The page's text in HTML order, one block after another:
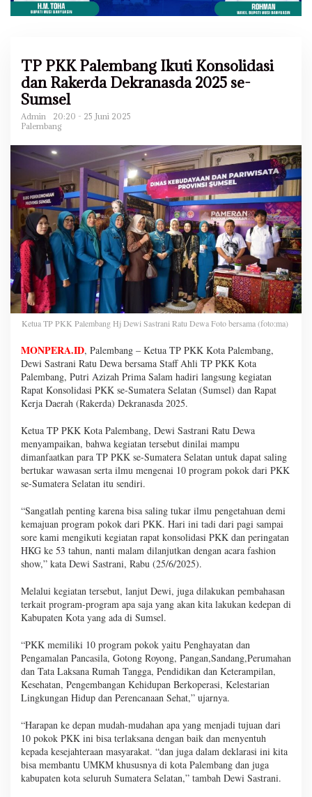
TP PKK Palembang Ikuti Konsolidasi
dan Rakerda Dekranasda 2025 se-
Sumsel
Admin
20:20 - 25 Juni 2025
Palembang
Ketua TP PKK Palembang Hj Dewi Sastrani Ratu Dewa Foto bersama (foto:ma)
MONPERA.ID, Palembang – Ketua TP PKK Kota Palembang,
Dewi Sastrani Ratu Dewa bersama Staff Ahli TP PKK Kota
Palembang, Putri Azizah Prima Salam hadiri langsung kegiatan
Rapat Konsolidasi PKK se-Sumatera Selatan (Sumsel) dan Rapat
Kerja Daerah (Rakerda) Dekranasda 2025.
Ketua TP PKK Kota Palembang, Dewi Sastrani Ratu Dewa
menyampaikan, bahwa kegiatan tersebut dinilai mampu
dimanfaatkan para TP PKK se-Sumatera Selatan untuk dapat saling
bertukar wawasan serta ilmu mengenai 10 program pokok dari PKK
se-Sumatera Selatan itu sendiri.
“Sangatlah penting karena bisa saling tukar ilmu pengetahuan demi
kemajuan program pokok dari PKK. Hari ini tadi dari pagi sampai
sore kami mengikuti kegiatan rapat konsolidasi PKK dan peringatan
HKG ke 53 tahun, nanti malam dilanjutkan dengan acara fashion
show,” kata Dewi Sastrani, Rabu (25/6/2025).
Melalui kegiatan tersebut, lanjut Dewi, juga dilakukan pembahasan
terkait program-program apa saja yang akan kita lakukan kedepan di
Kabupaten Kota yang ada di Sumsel.
“PKK memiliki 10 program pokok yaitu Penghayatan dan
Pengamalan Pancasila, Gotong Royong, Pangan,Sandang,Perumahan
dan Tata Laksana Rumah Tangga, Pendidikan dan Keterampilan,
Kesehatan, Pengembangan Kehidupan Berkoperasi, Kelestarian
Lingkungan Hidup dan Perencanaan Sehat,” ujarnya.
“Harapan ke depan mudah-mudahan apa yang menjadi tujuan dari
10 pokok PKK ini bisa terlaksana dengan baik dan menyentuh
kepada kesejahteraan masyarakat. “dan juga dalam deklarasi ini kita
bisa membantu UMKM khususnya di kota Palembang dan juga
kabupaten kota seluruh Sumatera Selatan,” tambah Dewi Sastrani.